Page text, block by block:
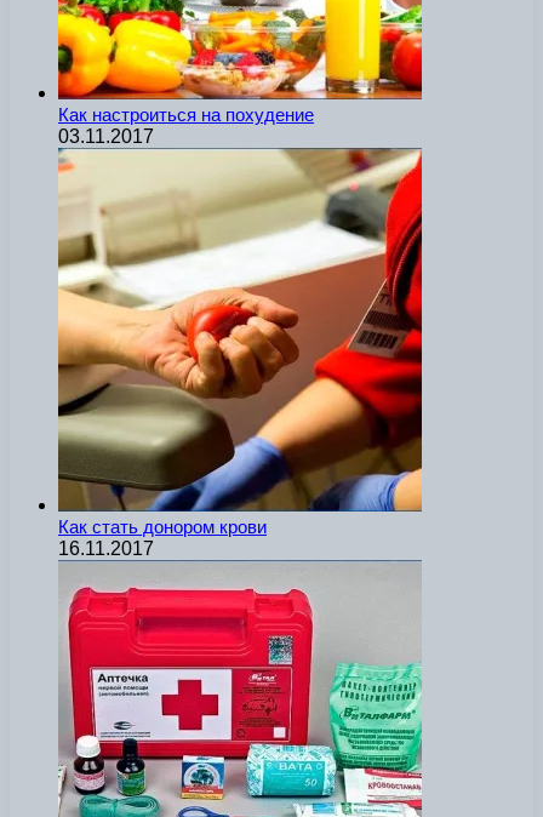
Как настроиться на похудение
03.11.2017
Как стать донором крови
16.11.2017